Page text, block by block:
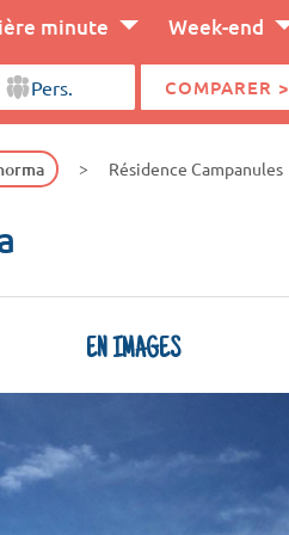
minute Week-end
COMPARER >
Résidence Campanules
EN IMAGES